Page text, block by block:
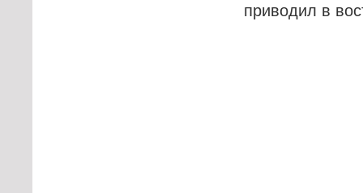
приводил в